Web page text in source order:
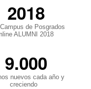
2018
de Posgrados
ALUMNI 2018
9.000
nuevos cada año y
creciendo